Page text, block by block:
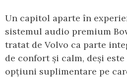
Un capitol aparte în
sistemul audio premium
tratat de Volvo ca parte
de confort și calm, deși
opțiuni suplimentare pe